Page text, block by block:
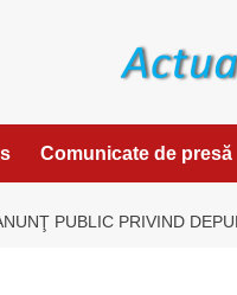
Comunicate de presă
PUBLIC PRIVIND